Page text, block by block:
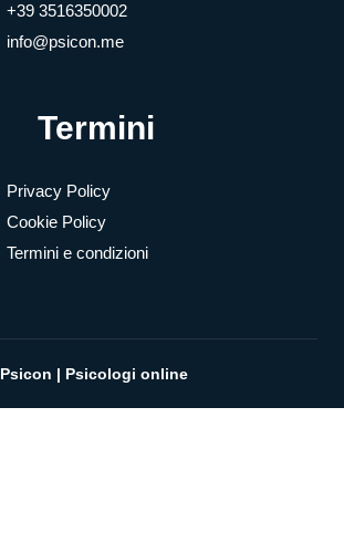
+39 3516350002
info@psicon.me
Termini
Privacy Policy
Cookie Policy
Termini e condizioni
Psicon | Psicologi online